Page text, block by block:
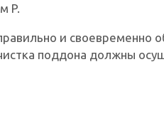
P.
и своевременно
поддона должны